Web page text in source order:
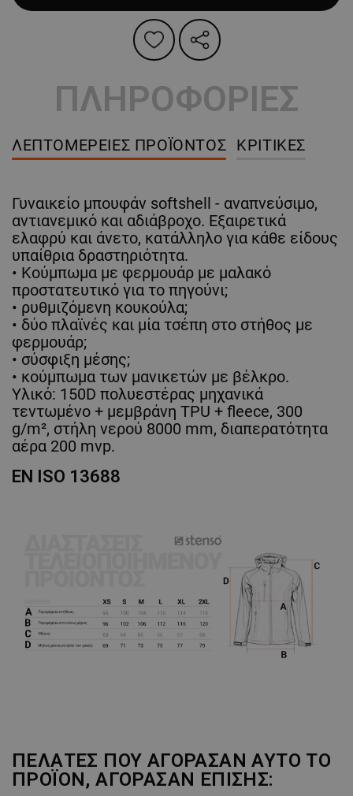
ΠΛΗΡΟΦΟΡΙΕΣ
ΛΕΠΤΟΜΈΡΕΙΕΣ ΠΡΟΪΌΝΤΟΣ ΚΡΙΤΙΚΈΣ
Γυναικείο μπουφάν softshell - αναπνεύσιμο,
αντιανεμικό και αδιάβροχο. Εξαιρετικά
ελαφρύ και άνετο, κατάλληλο για κάθε είδους
υπαίθρια δραστηριότητα.
• Κούμπωμα με φερμουάρ με μαλακό
προστατευτικό για το πηγούνι;
• ρυθμιζόμενη κουκούλα;
• δύο πλαϊνές και μία τσέπη στο στήθος με
φερμουάρ;
• σύσφιξη μέσης;
• κούμπωμα των μανικετών με βέλκρο.
Υλικό: 150D πολυεστέρας μηχανικά
τεντωμένο + μεμβράνη TPU + fleece, 300
g/m², στήλη νερού 8000 mm, διαπερατότητα
αέρα 200 mvp.
EN ISO 13688
ΠΕΛΆΤΕΣ ΠΟΥ ΑΓΌΡΑΣΑΝ ΑΥΤΌ ΤΟ
ΠΡΟΪΌΝ, ΑΓΌΡΑΣΑΝ ΕΠΊΣΗΣ: